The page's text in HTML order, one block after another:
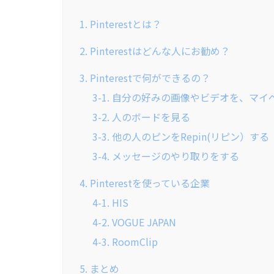
1. Pinterestとは？
2. Pinterestはどんな人にお勧め？
3. Pinterestで何ができるの？
3-1. 自分の好みの画像やビデオを、マイ
3-2. 人のボードを見る
3-3. 他の人のピンをRepin(リピン）する
3-4. メッセージのやり取りをする
4. Pinterestを使っている企業
4-1. HIS
4-2. VOGUE JAPAN
4-3. RoomClip
5. まとめ